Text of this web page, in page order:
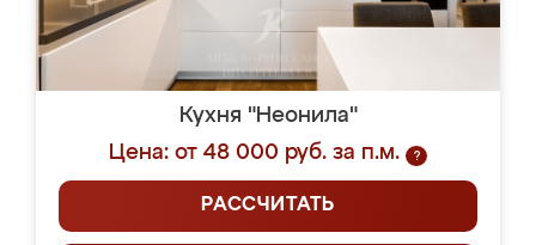
Кухня "Неонила"
Цена: от 48 000 руб. за п.м.
?
РАССЧИТАТЬ